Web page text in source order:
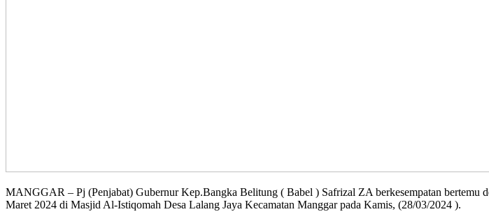
MANGGAR – Pj (Penjabat) Gubernur Kep.Bangka Belitung ( Babel ) Safrizal ZA berkesempatan bertemu
Maret 2024 di Masjid Al-Istiqomah Desa Lalang Jaya Kecamatan Manggar pada Kamis, (28/03/2024 ).